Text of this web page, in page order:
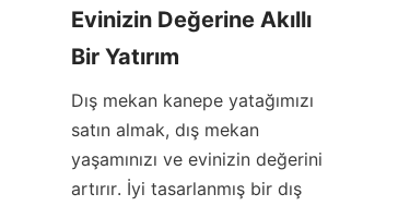
Evinizin Değerine Akıllı
Bir Yatırım
Dış mekan kanepe yatağımızı
satın almak, dış mekan
yaşamınızı ve evinizin değerini
artırır. İyi tasarlanmış bir dış